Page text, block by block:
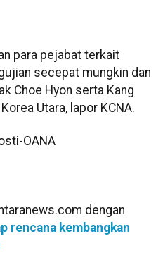
para pejabat terkait
secepat mungkin dan
Choe Hyon serta Kang
Utara, lapor KCNA.
OANA
dengan
rencana kembangkan